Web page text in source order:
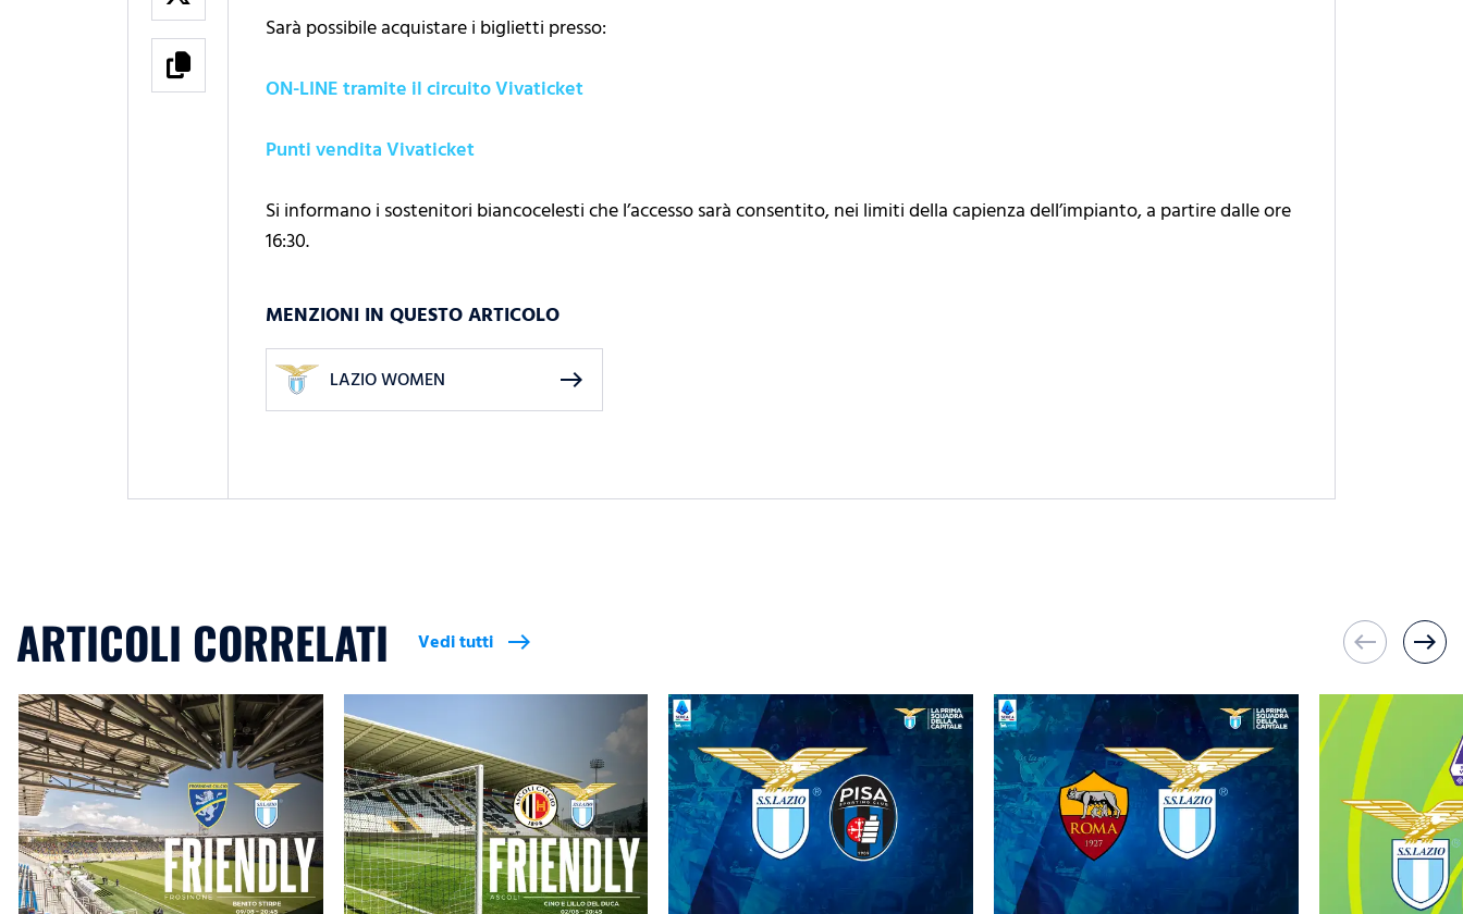
Sarà possibile acquistare i biglietti presso:
ON-LINE tramite il circuito Vivaticket
Punti vendita Vivaticket
Si informano i sostenitori biancocelesti che l’accesso sarà consentito, nei limiti della capienza dell’impianto, a partire dalle ore
16:30.
MENZIONI IN QUESTO ARTICOLO
LAZIO WOMEN east
ARTICOLI CORRELATI Vedi tutti east west east